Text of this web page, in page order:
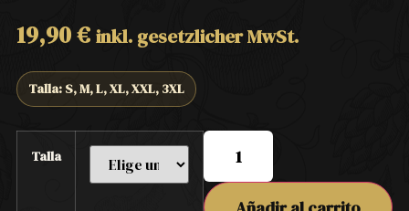
19,90€ inkl. gesetzlicher MwSt.
Talla: S, M, L, XL, XXL, 3XL
Talla